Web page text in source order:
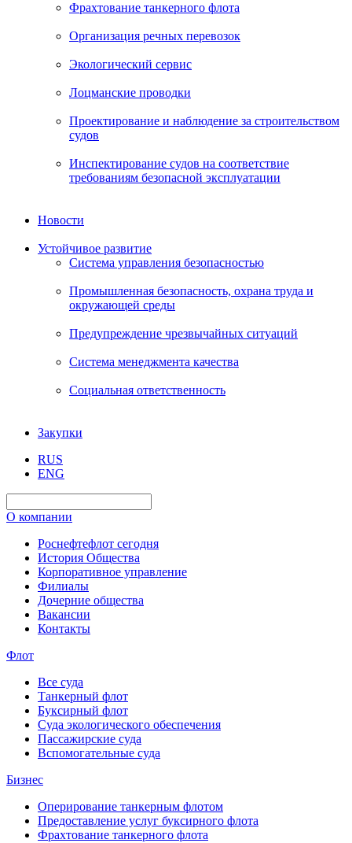
Фрахтование танкерного флота
Организация речных перевозок
Экологический сервис
Лоцманские проводки
Проектирование и наблюдение за строительством
судов
Инспектирование судов на соответствие
требованиям безопасной эксплуатации
Новости
Устойчивое развитие
Система управления безопасностью
Промышленная безопасность, охрана труда и
окружающей среды
Предупреждение чрезвычайных ситуаций
Система менеджмента качества
Социальная ответственность
Закупки
RUS
ENG
О компании
Роснефтефлот сегодня
История Общества
Корпоративное управление
Филиалы
Дочерние общества
Вакансии
Контакты
Флот
Все суда
Танкерный флот
Буксирный флот
Суда экологического обеспечения
Пассажирские суда
Вспомогательные суда
Бизнес
Оперирование танкерным флотом
Предоставление услуг буксирного флота
Фрахтование танкерного флота